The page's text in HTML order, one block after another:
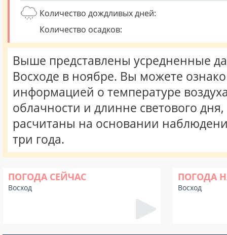
Количество дождливых дней:
Количество осадков:
Выше представлены усредненные
Восходе в ноябре. Вы можете
информацией о температуре
облачности и длинне светового
расчитаны на основании
три года.
ПОГОДА СЕЙЧАС
Восход
ПОГОДА
Восход